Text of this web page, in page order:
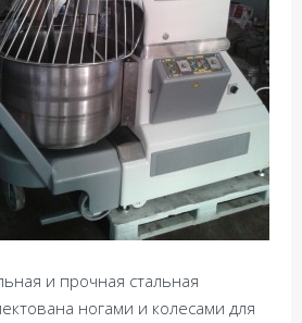
и прочная стальная
ногами и колесами для